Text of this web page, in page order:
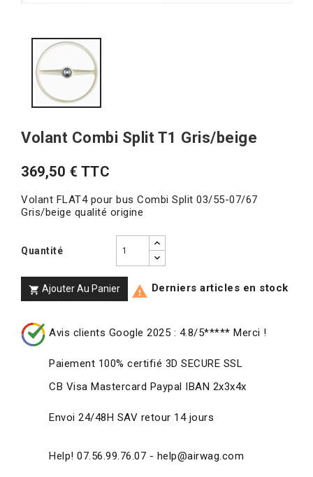
Volant Combi Split T1 Gris/beige
369,50 € TTC
Volant FLAT4 pour bus Combi Split 03/55-07/67
Gris/beige qualité origine
Quantité
 Ajouter Au Panier  Derniers articles en stock
Avis clients Google 2025 : 4.8/5***** Merci !
Paiement 100% certifié 3D SECURE SSL
CB Visa Mastercard Paypal IBAN 2x3x4x
Envoi 24/48H SAV retour 14 jours
Help! 07.56.99.76.07 - help@airwag.com